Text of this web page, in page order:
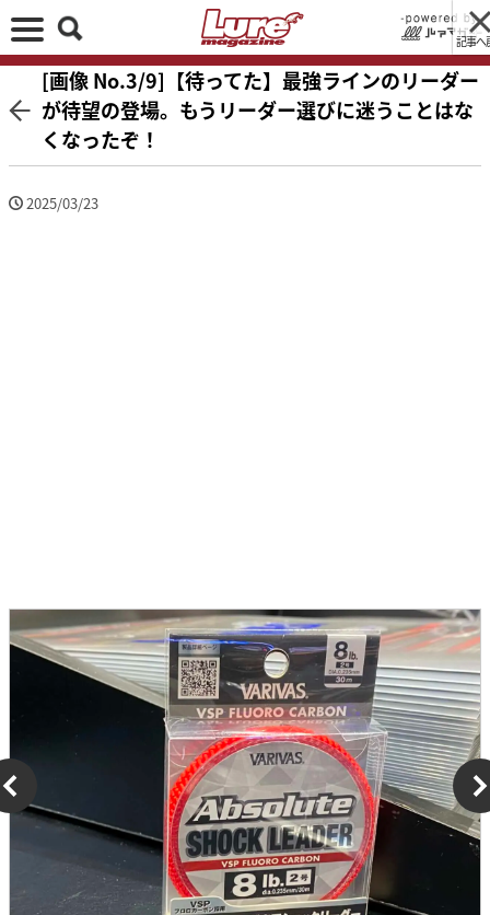
記事へ
[画像 No.3/9]【待ってた】最強ラインのリーダー
が待望の登場。もうリーダー選びに迷うことはな
くなったぞ！
2025/03/23